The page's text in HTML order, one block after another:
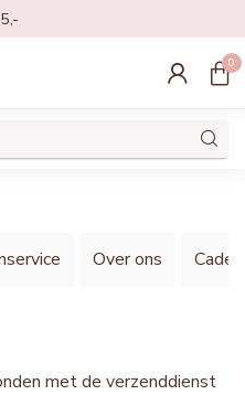
0
Over ons
met de verzenddienst